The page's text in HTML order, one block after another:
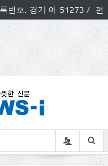
번호: 경기 아 51273 / 편
보책임자 및 청소년보호호